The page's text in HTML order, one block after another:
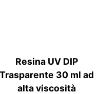
Resina UV DIP
Trasparente 30 ml ad
alta viscosità